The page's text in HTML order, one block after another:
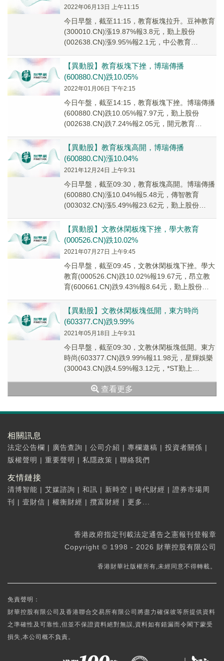
2022年06月13日 上午11:15
今日早盤，截至11:15，教育板塊拉升。豆神教育
(300010.CN)漲19.87%報3.8元，勤上股份
(002638.CN)漲9.95%報2.1元，中公教育
【異動股】教育板塊下挫，博瑞傳播
(600880.CN)跌10.05%
2022年01月06日 下午2:15
今日午盤，截至14:15，教育板塊下挫。博瑞傳播
(600880.CN)跌10.05%報7.97元，勤上股份
(002638.CN)跌7.24%報2.05元，開元教育
【異動股】教育板塊高開，博瑞傳播
(600880.CN)漲10.04%
2021年12月24日 上午9:31
今日早盤，截至09:30，教育板塊高開。博瑞傳播
(600880.CN)漲10.04%報5.48元，傳智教育
(003032.CN)漲5.49%報23.62元，勤上股份
【異動股】文教休閑板塊下挫，學大教育
(000526.CN)跌10.02%
2021年07月27日 上午9:45
今日早盤，截至09:45，文教休閑板塊下挫。學大
教育(000526.CN)跌10.02%報19.67元，昂立教
育(600661.CN)跌9.43%報8.64元，勤上股份
【異動股】文教休閑板塊低開，東方時尚
(603377.CN)跌9.99%
2021年05月18日 上午9:31
今日早盤，截至09:30，文教休閑板塊低開。東方
時尚(603377.CN)跌9.99%報11.98元，星輝娛樂
(300043.CN)跌4.59%報3.12元，*ST勤上
查看更多
相關訊息
法定公告欄 | 廣告查詢 | 公司介紹 | 專欄邀稿 | 投資者關係 |
版權聲明 | 重要聲明 | 私隱政策 | 聯絡我們
友情鏈接
清博智能 | 艾媒諮詢 | 和訊 | 新時空 | 時代財經 | 證券市場周
刊
| 壹財信 | 權衡財經 | 攬富財經 | 更多...
香港政府指定刊載法定通告之憲報刊登報章
Copyright © 1998 - 2026 財華控股有限公司
香港財華社版權所有,未經同意不得轉載。
免責聲明：
財華控股有限公司及香港聯合交易所有限公司將盡力確保彼等所提供資料
之準確性及可靠性,但並不保證資料絕對無誤,資料如有錯漏而令閣下蒙受
損失,本公司概不負責。